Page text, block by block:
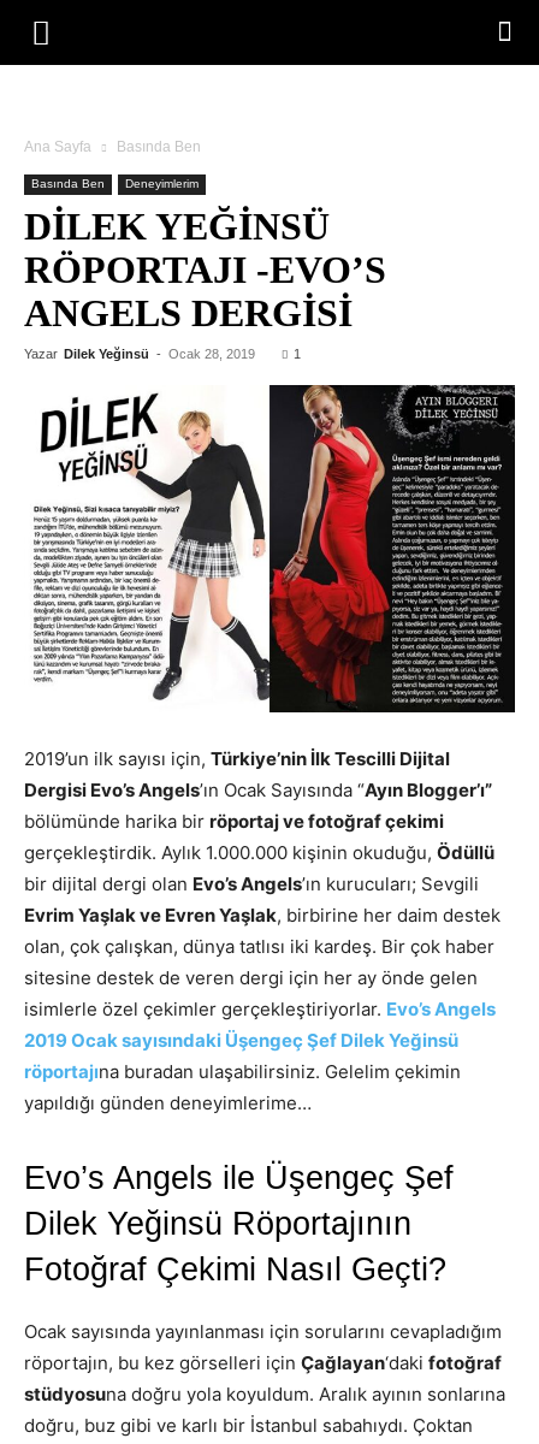
Ana Sayfa Basında Ben
Basında Ben Deneyimlerim
DILEK YEĞINSÜ
RÖPORTAJI -EVO’S
ANGELS DERGISI
Yazar Dilek Yeğinsü - Ocak 28, 2019 1
2019’un ilk sayısı için, Türkiye’nin İlk Tescilli Dijital
Dergisi Evo’s Angels’ın Ocak Sayısında “Ayın Blogger’ı”
bölümünde harika bir röportaj ve fotoğraf çekimi
gerçekleştirdik. Aylık 1.000.000 kişinin okuduğu, Ödüllü
bir dijital dergi olan Evo’s Angels’ın kurucuları; Sevgili
Evrim Yaşlak ve Evren Yaşlak, birbirine her daim destek
olan, çok çalışkan, dünya tatlısı iki kardeş. Bir çok haber
sitesine destek de veren dergi için her ay önde gelen
isimlerle özel çekimler gerçekleştiriyorlar. Evo’s Angels
2019 Ocak sayısındaki Üşengeç Şef Dilek Yeğinsü
röportajına buradan ulaşabilirsiniz. Gelelim çekimin
yapıldığı günden deneyimlerime…
Evo’s Angels ile Üşengeç Şef
Dilek Yeğinsü Röportajının
Fotoğraf Çekimi Nasıl Geçti?
Ocak sayısında yayınlanması için sorularını cevapladığım
röportajın, bu kez görselleri için Çağlayan‘daki fotoğraf
stüdyosuna doğru yola koyuldum. Aralık ayının sonlarına
doğru, buz gibi ve karlı bir İstanbul sabahıydı. Çoktan